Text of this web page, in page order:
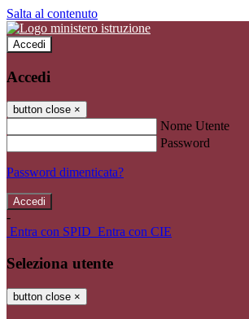
Salta al contenuto
Accedi
Accedi
button close ×
Nome Utente
Password
Password dimenticata?
-
Entra con SPID Entra con CIE
Seleziona utente
button close ×